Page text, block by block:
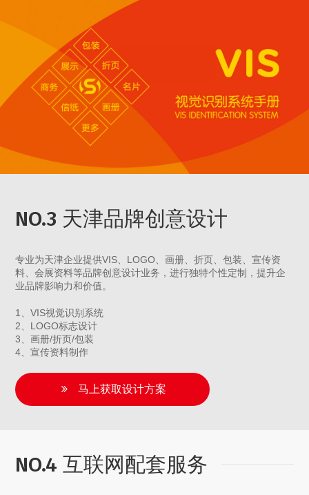
NO.3 天津品牌创意设计
专业为天津企业提供VIS、LOGO、画册、折页、包装、宣传资
料、会展资料等品牌创意设计业务，进行独特个性定制，提升企
业品牌影响力和价值。
1、VIS视觉识别系统
2、LOGO标志设计
3、画册/折页/包装
4、宣传资料制作
马上获取设计方案
NO.4 互联网配套服务